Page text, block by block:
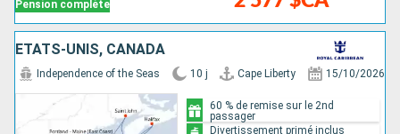
Pension complète
ÉTATS-UNIS, CANADA
Independence of the Seas 10 j Cape Liberty 15/10/2026
60 % de remise sur le 2nd
passager
Divertissement primé inclus